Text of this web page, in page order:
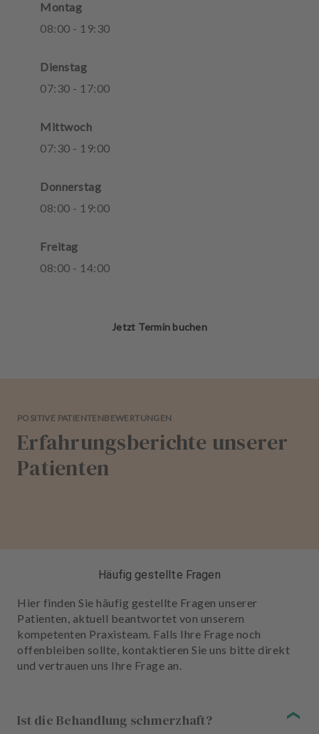
Montag
08:00 - 19:30
Dienstag
07:30 - 17:00
Mittwoch
07:30 - 19:00
Donnerstag
08:00 - 19:00
Freitag
08:00 - 14:00
Jetzt Termin buchen
POSITIVE PATIENTENBEWERTUNGEN
Erfahrungsberichte unserer
Patienten
Häufig gestellte Fragen
Hier finden Sie häufig gestellte Fragen unserer
Patienten, aktuell beantwortet von unserem
kompetenten Praxisteam. Falls Ihre Frage noch
offenbleiben sollte, kontaktieren Sie uns bitte direkt
und vertrauen uns Ihre Frage an.
Ist die Behandlung schmerzhaft?